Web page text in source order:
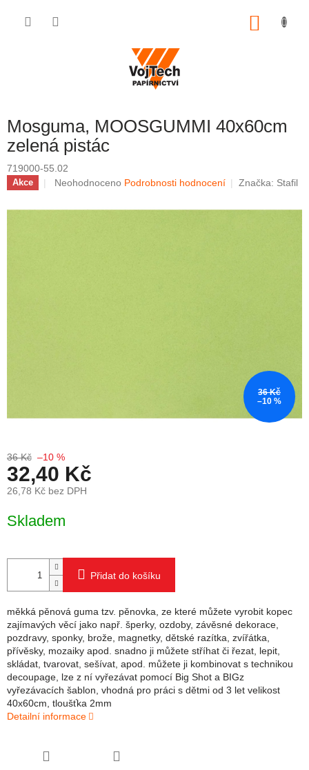
Mosguma, MOOSGUMMI 40x60cm
zelená pistác
719000-55.02
Akce Průměrné hodnocení produktu je 0,0 z 5 hvězdiček.
Neohodnoceno Podrobnosti hodnocení Značka: Stafil
36 Kč
–10 %
36 Kč –10 %
32,40 Kč
26,78 Kč bez DPH
Skladem
Přidat do košíku
měkká pěnová guma tzv. pěnovka, ze které můžete vyrobit kopec
zajímavých věcí jako např. šperky, ozdoby, závěsné dekorace,
pozdravy, sponky, brože, magnetky, dětské razítka, zvířátka,
přívěsky, mozaiky apod. snadno ji můžete stříhat či řezat, lepit,
skládat, tvarovat, sešívat, apod. můžete ji kombinovat s technikou
decoupage, lze z ní vyřezávat pomocí Big Shot a BIGz
vyřezávacích šablon, vhodná pro práci s dětmi od 3 let velikost
40x60cm, tloušťka 2mm
Detailní informace